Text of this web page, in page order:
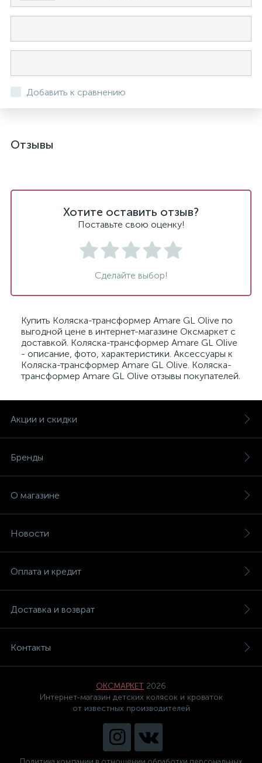
Добавить к сравнению
Отзывы
Хотите оставить отзыв?
Поставьте свою оценку!
Сделайте выбор!
Купить Коляска-трансформер Amare GL Olive по
выгодной цене в интернет-магазине Оксмаркет с
доставкой. Коляска-трансформер Amare GL Olive
- описание, фото, характеристики. Аксессуары к
Коляска-трансформер Amare GL Olive. Коляска-
трансформер Amare GL Olive отзывы покупателей.
Акции и скидки
Бренды
О магазине
Новости
Оплата и кредит
Доставка и возврат
Контакты
ОКСМАРКЕТ 2026
Интернет-магазин детских колясок и кроваток
от известных производителей